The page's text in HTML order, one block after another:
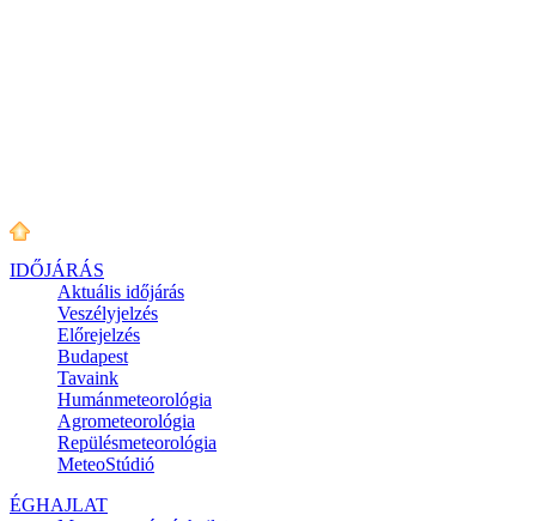
IDŐJÁRÁS
Aktuális időjárás
Veszélyjelzés
Előrejelzés
Budapest
Tavaink
Humánmeteorológia
Agrometeorológia
Repülésmeteorológia
MeteoStúdió
ÉGHAJLAT